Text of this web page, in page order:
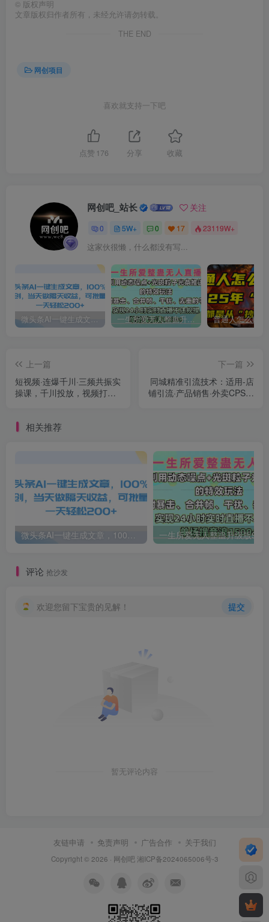
© 版权声明
文章版权归作者所有，未经允许请勿转载。
THE END
网创项目
喜欢就支持一下吧
点赞 176 分享 收藏
网创吧_站长 关注
0 5W+ 0 17 23119W+
这家伙很懒，什么都没有写...
微头条AI一键生成文章，100%过原创，当天做隔天收益，可批量，一天轻松200+ 一生所爱无人整蛊升级版9.0，利用动态噪点+光斑粒子光条推进的特效玩法，内附暴击、合并帧、干扰、去重的手法，实现24小时实时直播不违规操，单场日入1500+，小白也能无脑驾驭
上一篇
短视频·连爆千川·三频共振实
操课，千川投放，视频打爆
下一篇
同城精准引流技术：适用-店
铺引流·产品销售·外卖CPS推
相关推荐
评论 抢沙发
欢迎您留下宝贵的见解！ 提交
暂无评论内容
友链申请 免责声明 广告合作 关于我们
Copyright © 2026 · 网创吧 湘ICP备2024065006号-3